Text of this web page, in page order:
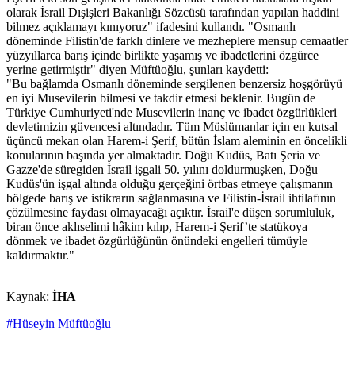
olarak İsrail Dışişleri Bakanlığı Sözcüsü tarafından yapılan haddini
bilmez açıklamayı kınıyoruz" ifadesini kullandı. "Osmanlı
döneminde Filistin'de farklı dinlere ve mezheplere mensup cemaatler
yüzyıllarca barış içinde birlikte yaşamış ve ibadetlerini özgürce
yerine getirmiştir" diyen Müftüoğlu, şunları kaydetti:
"Bu bağlamda Osmanlı döneminde sergilenen benzersiz hoşgörüyü
en iyi Musevilerin bilmesi ve takdir etmesi beklenir. Bugün de
Türkiye Cumhuriyeti'nde Musevilerin inanç ve ibadet özgürlükleri
devletimizin güvencesi altındadır. Tüm Müslümanlar için en kutsal
üçüncü mekan olan Harem-i Şerif, bütün İslam aleminin en öncelikli
konularının başında yer almaktadır. Doğu Kudüs, Batı Şeria ve
Gazze'de süregiden İsrail işgali 50. yılını doldurmuşken, Doğu
Kudüs'ün işgal altında olduğu gerçeğini örtbas etmeye çalışmanın
bölgede barış ve istikrarın sağlanmasına ve Filistin-İsrail ihtilafının
çözülmesine faydası olmayacağı açıktır. İsrail'e düşen sorumluluk,
biran önce aklıselimi hâkim kılıp, Harem-i Şerif’te statükoya
dönmek ve ibadet özgürlüğünün önündeki engelleri tümüyle
kaldırmaktır."
Kaynak: İHA
#Hüseyin Müftüoğlu